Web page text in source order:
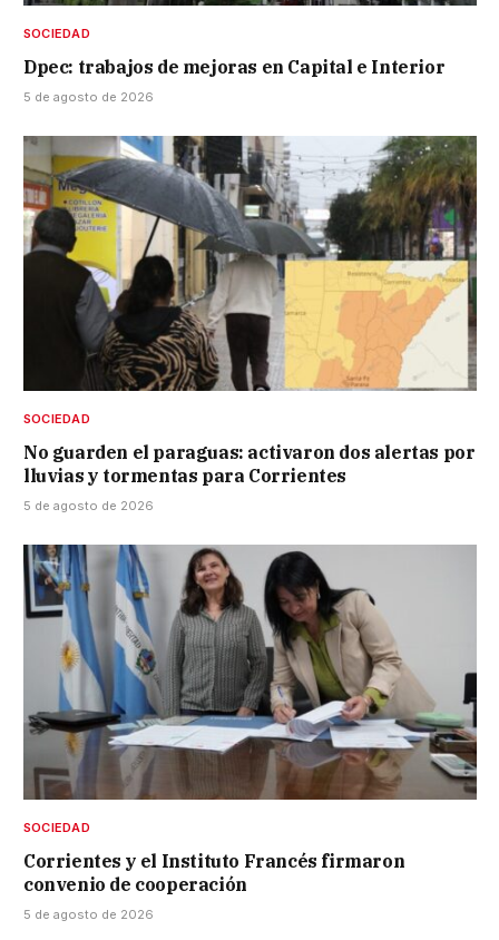
SOCIEDAD
Dpec: trabajos de mejoras en Capital e Interior
5 de agosto de 2026
SOCIEDAD
No guarden el paraguas: activaron dos alertas por
lluvias y tormentas para Corrientes
5 de agosto de 2026
SOCIEDAD
Corrientes y el Instituto Francés firmaron
convenio de cooperación
5 de agosto de 2026